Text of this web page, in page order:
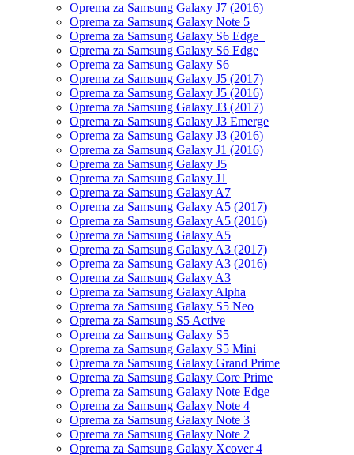
Oprema za Samsung Galaxy J7 (2016)
Oprema za Samsung Galaxy Note 5
Oprema za Samsung Galaxy S6 Edge+
Oprema za Samsung Galaxy S6 Edge
Oprema za Samsung Galaxy S6
Oprema za Samsung Galaxy J5 (2017)
Oprema za Samsung Galaxy J5 (2016)
Oprema za Samsung Galaxy J3 (2017)
Oprema za Samsung Galaxy J3 Emerge
Oprema za Samsung Galaxy J3 (2016)
Oprema za Samsung Galaxy J1 (2016)
Oprema za Samsung Galaxy J5
Oprema za Samsung Galaxy J1
Oprema za Samsung Galaxy A7
Oprema za Samsung Galaxy A5 (2017)
Oprema za Samsung Galaxy A5 (2016)
Oprema za Samsung Galaxy A5
Oprema za Samsung Galaxy A3 (2017)
Oprema za Samsung Galaxy A3 (2016)
Oprema za Samsung Galaxy A3
Oprema za Samsung Galaxy Alpha
Oprema za Samsung Galaxy S5 Neo
Oprema za Samsung S5 Active
Oprema za Samsung Galaxy S5
Oprema za Samsung Galaxy S5 Mini
Oprema za Samsung Galaxy Grand Prime
Oprema za Samsung Galaxy Core Prime
Oprema za Samsung Galaxy Note Edge
Oprema za Samsung Galaxy Note 4
Oprema za Samsung Galaxy Note 3
Oprema za Samsung Galaxy Note 2
Oprema za Samsung Galaxy Xcover 4